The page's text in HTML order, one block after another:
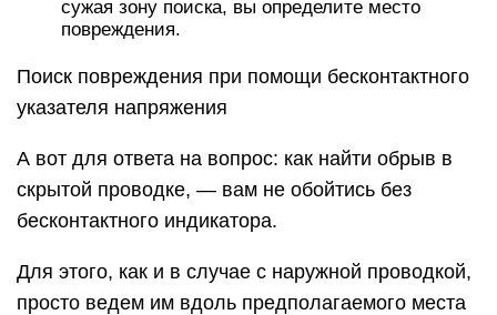
сужая зону поиска, вы определите место
повреждения.
Поиск повреждения при помощи бесконтактного
указателя напряжения
А вот для ответа на вопрос: как найти обрыв в
скрытой проводке, — вам не обойтись без
бесконтактного индикатора.
Для этого, как и в случае с наружной проводкой,
просто ведем им вдоль предполагаемого места